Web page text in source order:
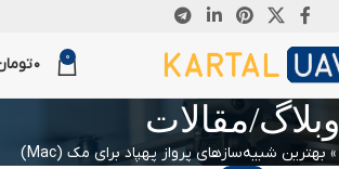
0
0
وبلاگ/مقالات
»بهترین شبیه‌سازهای پرواز پهپاد برای مک (Mac)